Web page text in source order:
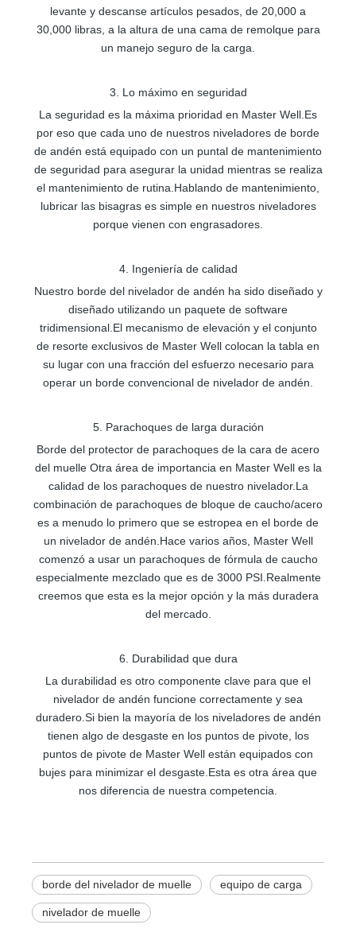
levante y descanse artículos pesados, de 20,000 a
30,000 libras, a la altura de una cama de remolque para
un manejo seguro de la carga.
3. Lo máximo en seguridad
La seguridad es la máxima prioridad en Master Well.Es
por eso que cada uno de nuestros niveladores de borde
de andén está equipado con un puntal de mantenimiento
de seguridad para asegurar la unidad mientras se realiza
el mantenimiento de rutina.Hablando de mantenimiento,
lubricar las bisagras es simple en nuestros niveladores
porque vienen con engrasadores.
4. Ingeniería de calidad
Nuestro borde del nivelador de andén ha sido diseñado y
diseñado utilizando un paquete de software
tridimensional.El mecanismo de elevación y el conjunto
de resorte exclusivos de Master Well colocan la tabla en
su lugar con una fracción del esfuerzo necesario para
operar un borde convencional de nivelador de andén.
5. Parachoques de larga duración
Borde del protector de parachoques de la cara de acero
del muelle Otra área de importancia en Master Well es la
calidad de los parachoques de nuestro nivelador.La
combinación de parachoques de bloque de caucho/acero
es a menudo lo primero que se estropea en el borde de
un nivelador de andén.Hace varios años, Master Well
comenzó a usar un parachoques de fórmula de caucho
especialmente mezclado que es de 3000 PSI.Realmente
creemos que esta es la mejor opción y la más duradera
del mercado.
6. Durabilidad que dura
La durabilidad es otro componente clave para que el
nivelador de andén funcione correctamente y sea
duradero.Si bien la mayoría de los niveladores de andén
tienen algo de desgaste en los puntos de pivote, los
puntos de pivote de Master Well están equipados con
bujes para minimizar el desgaste.Esta es otra área que
nos diferencia de nuestra competencia.
borde del nivelador de muelle equipo de carga
nivelador de muelle